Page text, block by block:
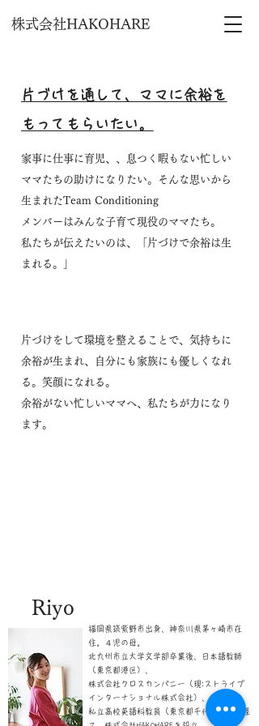
株式会社HAKOHARE
片づけを通して、ママに余裕を
もってもらいたい。
家事に仕事に育児、、息つく暇もない忙しい
ママたちの助けになりたい。そんな思いから
生まれたTeam Conditioning
メンバーはみんな子育て現役のママたち。
私たちが伝えたいのは、「片づけで余裕は生
まれる。」
​片づけをして環境を整えることで、気持ちに
余裕が生まれ、自分にも家族にも優しくなれ
る。笑顔になれる。
余裕がない忙しいママへ、私たちが力になり
ます。
Riyo
福岡県筑紫野市出身、神奈川県茅ヶ崎市在
住。４児の母。
​北九州市立大学文学部卒業後、日本語教師
（東京都港区）、
株式会社クロスカンパニー（現:ストライプ
インターナショナル株式会社）、
私立高校英語科教員（東京都千代田区）を経